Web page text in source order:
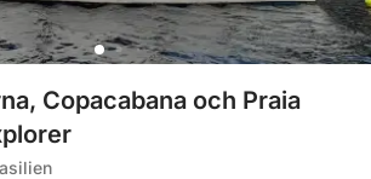
Copacabana och Praia